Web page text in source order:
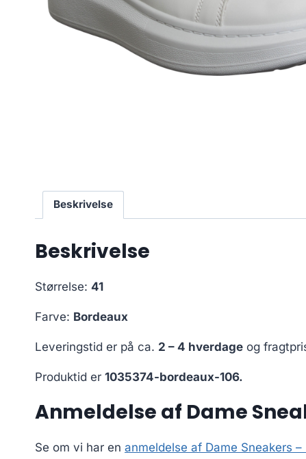
Beskrivelse
Beskrivelse
Størrelse: 41
Farve: Bordeaux
Leveringstid er på ca. 2 – 4 hverdage og
Produktid er 1035374-bordeaux-106.
Anmeldelse af Dame
Se om vi har en anmeldelse af Dame Sneakers –